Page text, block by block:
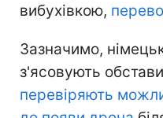
вибухівкою,
Зазначимо,
з'ясовують
перевіряють